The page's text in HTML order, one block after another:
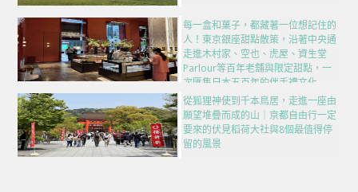
每一盒和菓子，都藏著一位想記住的
人！東京銀座甜點散策，沿著中央通
走進木村家、空也、虎屋、資生堂
Parlour等百年老舖與限定甜點，一
次匯集日本五百年的伴手禮文化
從狐狸神使到千本鳥居，走進一座由
願望堆疊而成的山｜京都自由行一定
要來的伏見稻荷大社與8個最值得停
留的風景